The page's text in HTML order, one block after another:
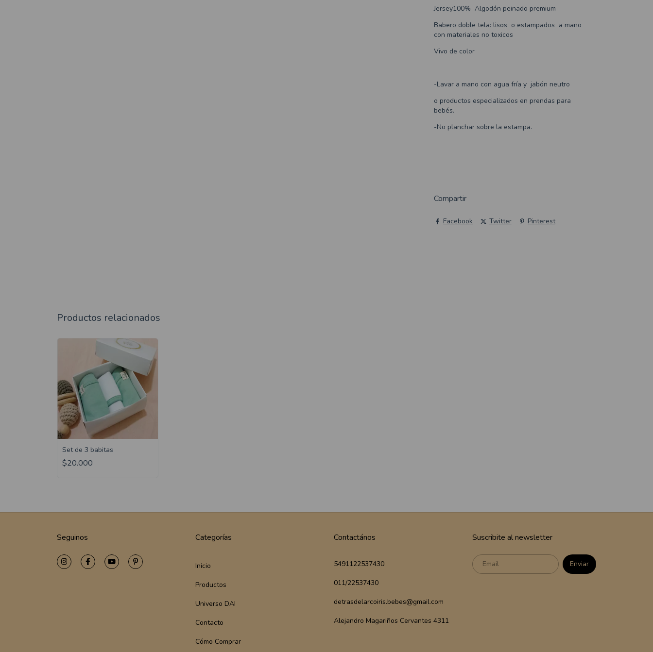
Jersey100% Algodón peinado premium
Babero doble tela: lisos o estampados a mano
con materiales no toxicos
Vivo de color
-Lavar a mano con agua fría y jabón neutro
o productos especializados en prendas para
bebés.
-No planchar sobre la estampa.
Compartir
Facebook Twitter Pinterest
Productos relacionados
Set de 3 babitas
$20.000
Seguinos Categorías
Inicio
Productos
Universo DAI
Contacto
Cómo Comprar
Contactános
5491122537430
011/22537430
detrasdelarcoiris.bebes@gmail.com
Alejandro Magariños Cervantes 4311
Suscribite al newsletter